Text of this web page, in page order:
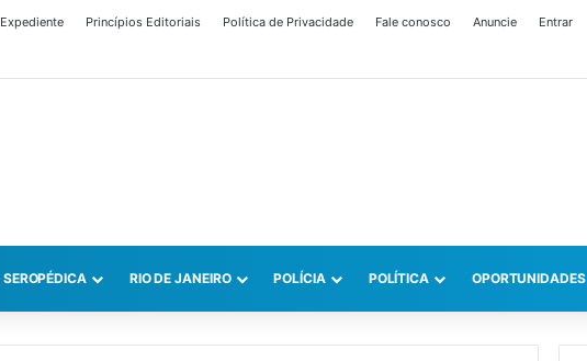
Expediente Princípios Editoriais Política de Privacidade Fale conosco Anuncie Entrar
SEROPÉDICA RIO DE JANEIRO POLÍCIA POLÍTICA OPORTUNIDADES